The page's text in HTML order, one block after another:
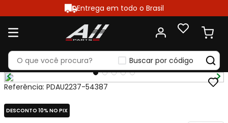
Entrega em todo o Brasil
Buscar por código
Referência: PDAU2237-54387
DESCONTO 10% NO PIX